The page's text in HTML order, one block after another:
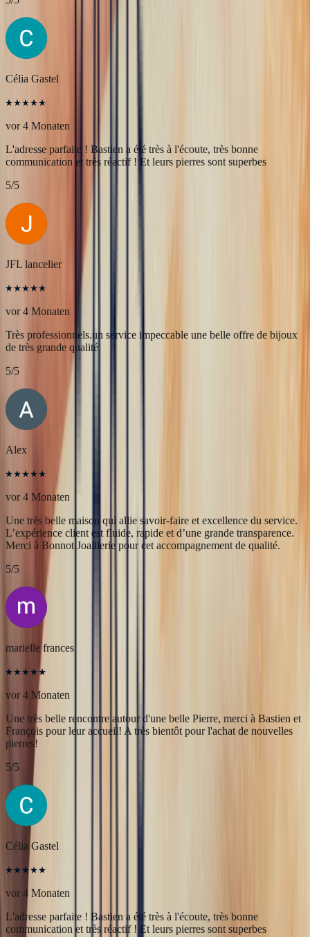
5/5
Célia Gastel
vor 4 Monaten
L'adresse parfaite ! Bastien a été très à l'écoute, très bonne
communication et très réactif ! Et leurs pierres sont superbes
5/5
JFL lancelier
vor 4 Monaten
Très professionnels.un service impeccable une belle offre de bijoux
de très grande qualité
5/5
Alex
vor 4 Monaten
Une très belle maison qui allie savoir-faire et excellence du service.
L’expérience client est fluide, rapide et d’une grande transparence.
Merci à Bonnot Joaillerie pour cet accompagnement de qualité.
5/5
marielle frances
vor 4 Monaten
Une très belle rencontre autour d'une belle Pierre, merci à Bastien et
François pour leur accueil! A très bientôt pour l'achat de nouvelles
pierres!
5/5
Célia Gastel